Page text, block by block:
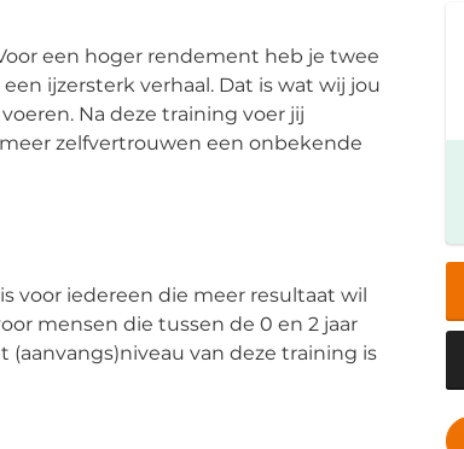
een hoger rendement heb je twee
ijzersterk verhaal. Dat is wat wij jou
Na deze training voer jij
zelfvertrouwen een onbekende
voor iedereen die meer resultaat wil
mensen die tussen de 0 en 2 jaar
van deze training is